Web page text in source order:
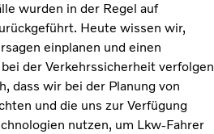
wurden in der Regel auf
Heute wissen wir,
einplanen und einen
der Verkehrssicherheit verfolgen
dass wir bei der Planung von
und die uns zur Verfügung
nutzen, um Lkw-Fahrer